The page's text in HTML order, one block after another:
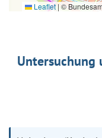
Leaflet |©
Untersuchung